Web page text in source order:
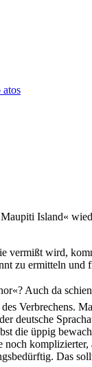
atos
Island«
vermißt wird,
zu ermitteln und
Auch da
Verbrechens.
deutsche
die üppig
Das